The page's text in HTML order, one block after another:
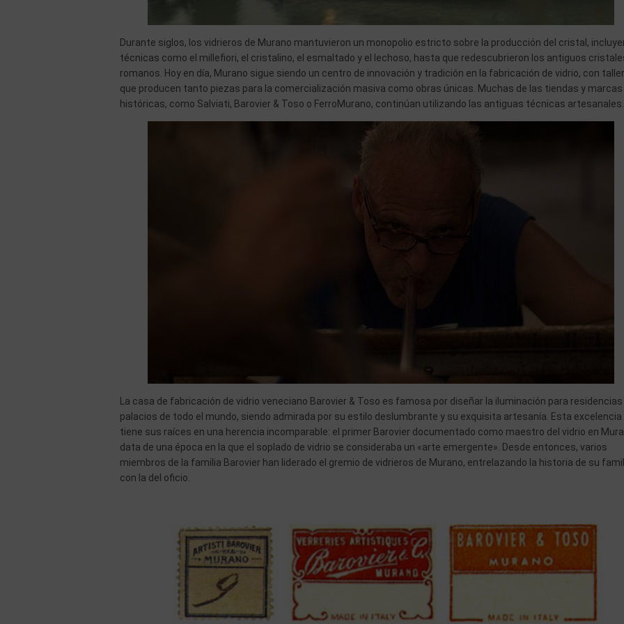
Durante siglos, los vidrieros de Murano mantuvieron un monopolio estricto sobre la producción del cristal,
técnicas como el millefiori, el cristalino, el esmaltado y el lechoso, hasta que redescubrieron los antiguos
romanos. Hoy en día, Murano sigue siendo un centro de innovación y tradición en la fabricación de vidrio, con
que producen tanto piezas para la comercialización masiva como obras únicas. Muchas de las tiendas y marcas
históricas, como Salviati, Barovier & Toso o FerroMurano, continúan utilizando las antiguas técnicas artesanales.
La casa de fabricación de vidrio veneciano Barovier & Toso es famosa por diseñar la iluminación para residencias
palacios de todo el mundo, siendo admirada por su estilo deslumbrante y su exquisita artesanía. Esta excelencia
tiene sus raíces en una herencia incomparable: el primer Barovier documentado como maestro del vidrio en
data de una época en la que el soplado de vidrio se consideraba un «arte emergente». Desde entonces, varios
miembros de la familia Barovier han liderado el gremio de vidrieros de Murano, entrelazando la historia de su
con la del oficio.